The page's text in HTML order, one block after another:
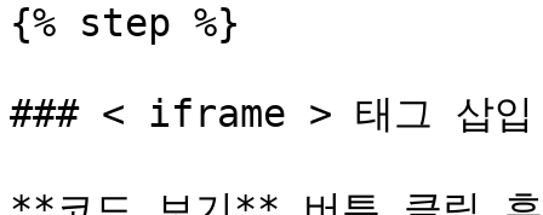
{% step %}
### < iframe > 태그 삽입